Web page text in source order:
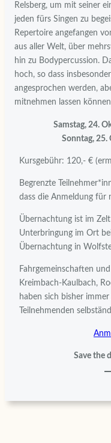
Relsberg, um mit seiner
jeden fürs Singen zu
Repertoire angefangen
aus aller Welt, über
hin zu Bodypercussion.
hoch, so dass
angesprochen werden,
mitnehmen lassen
Samstag, 24.
Sonntag, 25.
Kursgebühr: 120,- €
Begrenzte
dass die Anmeldung für
Übernachtung ist im
Unterbringung im Ort
Übernachtung in
Fahrgemeinschaften
Kreimbach-Kaulbach,
haben sich bisher
Teilnehmenden
Save the